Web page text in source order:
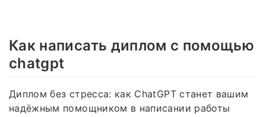
Как написать диплом с помощью
chatgpt
Диплом без стресса: как ChatGPT станет вашим
надёжным помощником в написании работы